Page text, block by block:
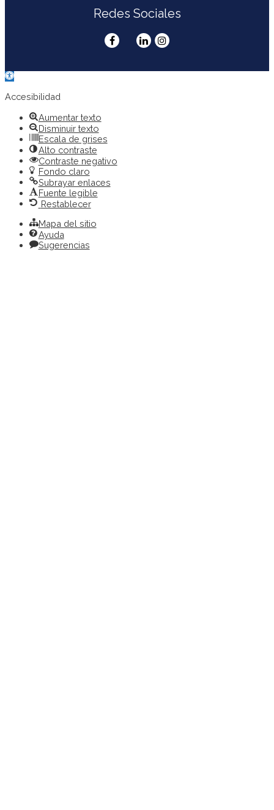
Redes Sociales
Abrir
de
Accesibilidad
Aumentar texto
Disminuir texto
Escala de grises
Alto contraste
Contraste negativo
Fondo claro
Subrayar enlaces
Fuente legible
Restablecer
Mapa del sitio
Ayuda
Sugerencias